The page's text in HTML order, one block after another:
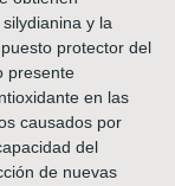
y la
protector del
presente
en las
causados por
del
de nuevas